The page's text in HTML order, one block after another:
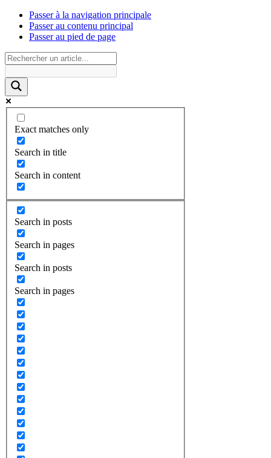
Passer à la navigation principale
Passer au contenu principal
Passer au pied de page
Exact matches only
Search in title
Search in content
Search in posts
Search in pages
Search in posts
Search in pages